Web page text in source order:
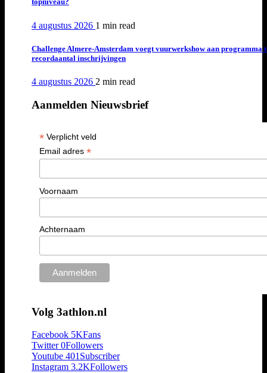
4 augustus 2026 1 min read
Challenge Almere-Amsterdam voegt vuurwerkshow aan programma
recordaantal inschrijvingen
4 augustus 2026 2 min read
Aanmelden Nieuwsbrief
*Verplicht veld
Email adres *
Voornaam
Achternaam
Volg 3athlon.nl
Facebook 5KFans
Twitter 0Followers
Youtube 401Subscriber
Instagram 3.2KFollowers